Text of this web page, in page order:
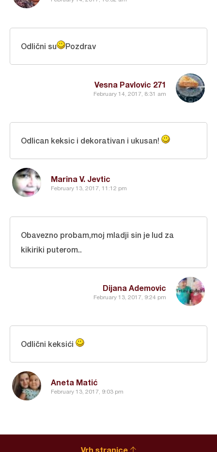
Vesna Pavlovic 271
February 14, 2017, 8:31 am
Odlični su Pozdrav
Marina V. Jevtic
February 13, 2017, 11:12 pm
Odlican keksic i dekorativan i ukusan!
Dijana Ademovic
February 13, 2017, 9:24 pm
Obavezno probam,moj mladji sin je lud za
kikiriki puterom..
Aneta Matić
February 13, 2017, 9:03 pm
Odlični keksići
Vrh stranice